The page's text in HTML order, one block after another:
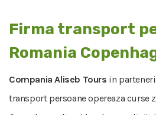
Firma transport
Romania
Compania Aliseb Tours in
transport persoane opereaza curse